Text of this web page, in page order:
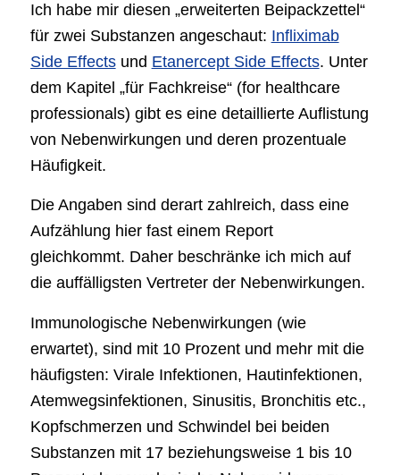
Ich habe mir diesen „erweiterten Beipackzettel“
für zwei Substanzen angeschaut: Infliximab
Side Effectsund Etanercept Side Effects. Unter
dem Kapitel „für Fachkreise“ (for healthcare
professionals) gibt es eine detaillierte Auflistung
von Nebenwirkungen und deren prozentuale
Häufigkeit.
Die Angaben sind derart zahlreich, dass eine
Aufzählung hier fast einem Report
gleichkommt. Daher beschränke ich mich auf
die auffälligsten Vertreter der Nebenwirkungen.
Immunologische Nebenwirkungen (wie
erwartet), sind mit 10 Prozent und mehr mit die
häufigsten: Virale Infektionen, Hautinfektionen,
Atemwegsinfektionen, Sinusitis, Bronchitis etc.,
Kopfschmerzen und Schwindel bei beiden
Substanzen mit 17 beziehungsweise 1 bis 10